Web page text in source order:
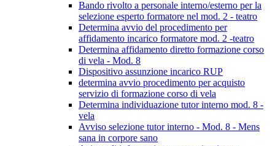
Bando rivolto a personale interno/esterno per la
selezione esperto formatore nel mod. 2 - teatro
Determina avvio del procedimento per
affidamento incarico formatore mod. 2 -teatro
Determina affidamento diretto formazione corso
di vela - Mod. 8
Dispositivo assunzione incarico RUP
determina avvio procedimento per acquisto
servizio di formazione corso di vela
Determina individuazione tutor interno mod. 8 -
vela
Avviso selezione tutor interno - Mod. 8 - Mens
sana in corpore sano